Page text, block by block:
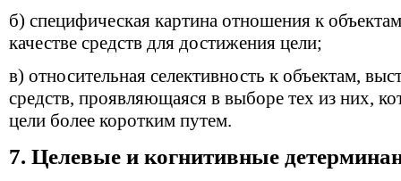
б) специфическая картина отношения к
качестве средств для достижения цели;
в) относительная селективность к объектам,
средств, проявляющаяся в выборе тех из них,
цели более коротким путем.
7. Целевые и когнитивные